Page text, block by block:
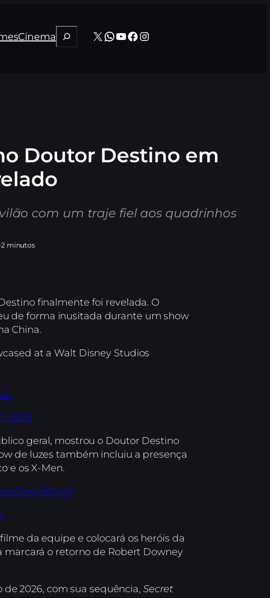
Cinema Pesquisar
X WhatsApp
Youtube
Facebook
Instagram
Doutor Destino em
com um traje fiel aos quadrinhos
minutos
finalmente foi revelada. O
de forma inusitada durante um show
China.
at a Walt Disney Studios
2025
geral, mostrou o Doutor Destino
de luzes também incluiu a presença
e os X-Men.
5wqp6Jl4tP
da equipe e colocará os heróis da
marcará o retorno de Robert Downey
2026, com sua sequência, Secret